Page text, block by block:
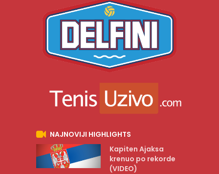
NAJNOVIJI HIGHLIGHTS
Kapiten Ajaksa
krenuo po rekorde
(VIDEO)